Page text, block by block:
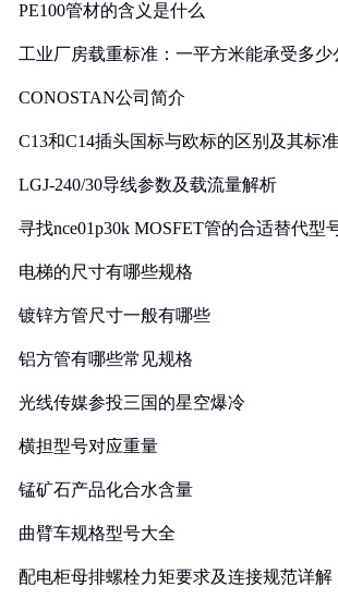
PE100管材的含义是什么
工业厂房载重标准：一平方米能承受多少
CONOSTAN公司简介
C13和C14插头国标与欧标的区别及其标
LGJ-240/30导线参数及载流量解析
寻找nce01p30k MOSFET管的合适替代型
电梯的尺寸有哪些规格
镀锌方管尺寸一般有哪些
铝方管有哪些常见规格
光线传媒参投三国的星空爆冷
横担型号对应重量
锰矿石产品化合水含量
曲臂车规格型号大全
配电柜母排螺栓力矩要求及连接规范详解